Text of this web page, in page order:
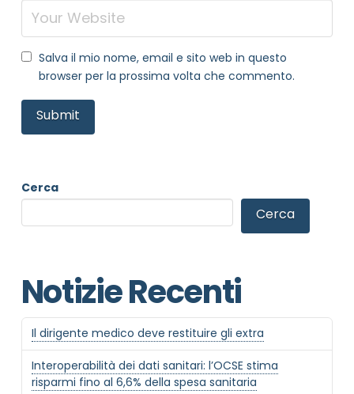
Salva il mio nome, email e sito web in questo
browser per la prossima volta che commento.
Cerca
Cerca
Notizie Recenti
Il dirigente medico deve restituire gli extra
Interoperabilità dei dati sanitari: l’OCSE stima
risparmi fino al 6,6% della spesa sanitaria